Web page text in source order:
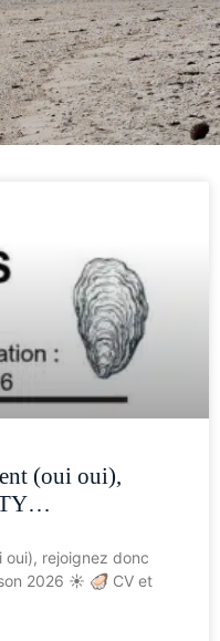
(oui oui),
TY…
oui), rejoignez donc
2026 ☀️ 🦪 CV et